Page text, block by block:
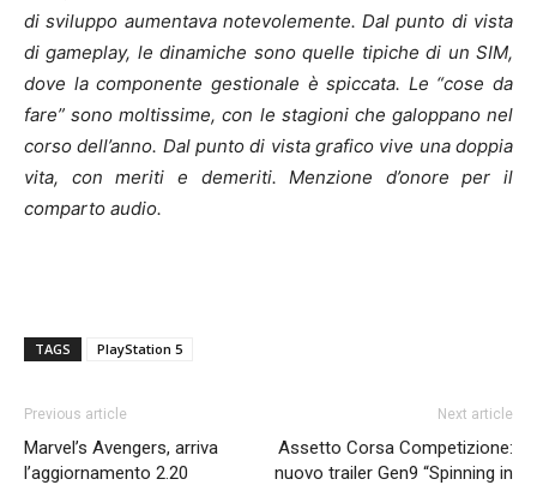
di sviluppo aumentava notevolemente. Dal punto di vista
di gameplay, le dinamiche sono quelle tipiche di un SIM,
dove la componente gestionale è spiccata. Le “cose da
fare” sono moltissime, con le stagioni che galoppano nel
corso dell’anno. Dal punto di vista grafico vive una doppia
vita, con meriti e demeriti. Menzione d’onore per il
comparto audio.
TAGS PlayStation 5
Previous article
Marvel’s Avengers, arriva
l’aggiornamento 2.20
Next article
Assetto Corsa Competizione:
nuovo trailer Gen9 “Spinning in